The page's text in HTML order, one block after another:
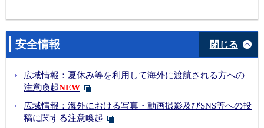
安全情報 閉じる
広域情報：夏休み等を利用して海外に渡航される方への
注意喚起NEW
広域情報：海外における写真・動画撮影及びSNS等への投
稿に関する注意喚起